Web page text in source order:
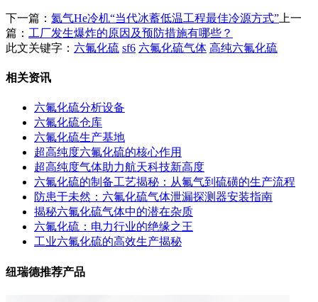
下一篇： 氦气He冷机“当代冰蓄低温工程最佳冷源方式” 上一
篇： 工厂发生爆炸的原因及预防措施有哪些？
此文关键字： 六氟化硫 sf6 六氟化硫气体 高纯六氟化硫
相关资讯
六氟化硫分析设备
六氟化硫仓库
六氟化硫生产基地
超高纯度六氟化硫的核心作用
超高纯度气体助力航天科技新高度
六氟化硫的制备工艺揭秘：从氟气到硫磺的生产流程
防患于未然：六氟化硫气体泄漏探测器安装指南
揭秘六氟化硫气体中的潜在杂质
六氟化硫：电力行业的绝缘之王
工业六氟化硫的高效生产揭秘
纽瑞德推荐产品